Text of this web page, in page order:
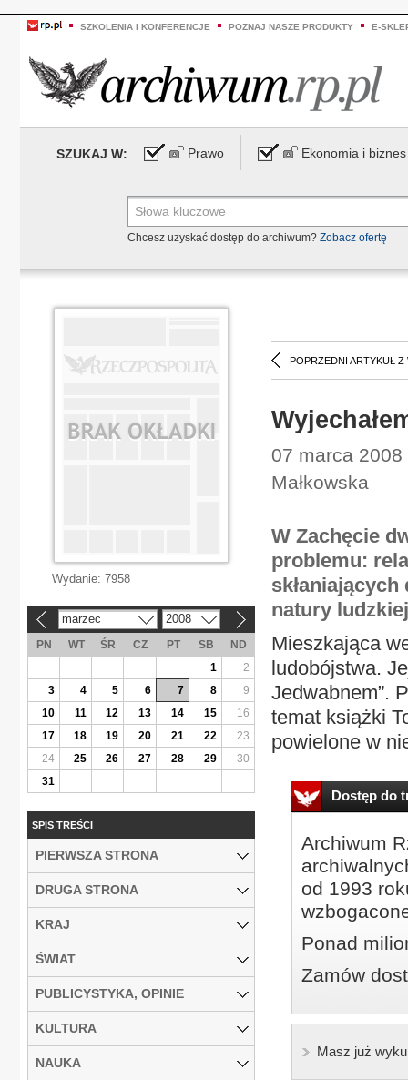
SZKOLENIA I KONFERENCJE POZNAJ NASZE PRODUKTY E-
SZUKAJ W: Prawo Ekonomia i biznes
Chcesz uzyskać dostęp do archiwum? Zobacz ofertę
POPRZEDNI ARTYKUŁ Z
07 marca
Małkowska
W Zachęcie
problemu:
natury
Mieszkająca
ludobójstwa.
Jedwabnem”.
temat książki
powielone w
Dostęp do
Archiwum
od 1993
Ponad
Zamów
Masz już
Wydanie: 7958
marzec 2008
PN WT ŚR CZ PT SB
ND
1
2
3
4 5 6 7 8
9
10
11 12 13 14 15
16
17
18 19 20 21 22
23
24
25 26 27 28 29
30
31
SPIS TREŚCI
PIERWSZA STRONA
DRUGA STRONA
KRAJ
ŚWIAT
PUBLICYSTYKA, OPINIE
KULTURA
NAUKA